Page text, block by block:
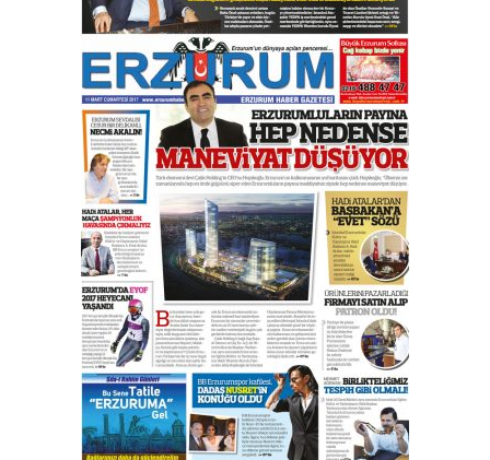
Esat BİNDESEN
Başkan Sekmen’den Erzurum’a
bir vizyon proje daha!
02 Ağustos 2026 Pazar
Kadir SABUNCUOĞLU
Erzurumspor’un köşe taşları
29 Haziran 2026 Pazartesi
Kenan GÜLERCİ
Murat Şahsuvaroğlu ERKON’da
çıtayı yukarı taşırken,
yönetimdekiler aşağı
çekmemeli!
17 Şubat 2026 SalıOrhan BOZKURT
Bir fotoğraf, bir şehir, bir
gazeteci… Dizginler kimin
elinde?
31 Mart 2026 Salı
A. Berhan Yılmaz